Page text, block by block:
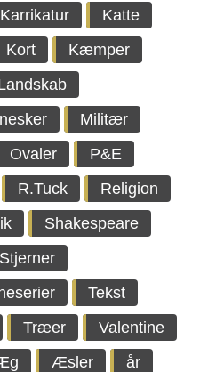
Karrikatur
Katte
Kort
Kæmper
Militær
Ovaler
P&E
R.Tuck
Religion
Shakespeare
Stjerner
Tekst
Træer
Valentine
Æsler år